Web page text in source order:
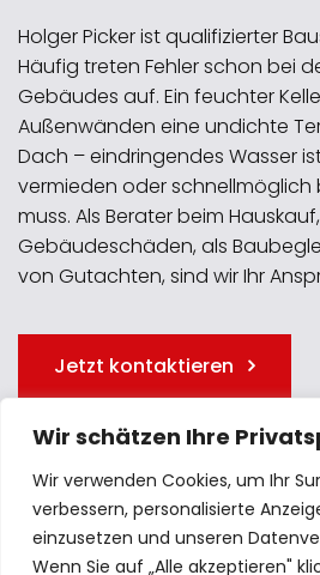
Wir schätzen Ihre
Wir verwenden Cookies, um Ihr
verbessern, personalisierte
einzusetzen und unseren
Wenn Sie auf „Alle akzeptieren"
Holger Picker ist qualifizierter
Häufig treten Fehler schon bei
Gebäudes auf. Ein feuchter
Außenwänden eine undichte
Dach – eindringendes Wasser
vermieden oder
muss. Als Berater beim
Gebäudeschäden, als
von Gutachten, sind wir Ihr
Jetzt kontaktieren